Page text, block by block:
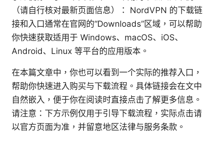
（请自行核对最新页面信息）： NordVPN 的下载链
接和入口通常在官网的“Downloads”区域，可以帮助
你快速获取适用于 Windows、macOS、iOS、
Android、Linux 等平台的应用版本。
在本篇文章中，你也可以看到一个实际的推荐入口，
帮助你快速进入购买与下载流程。具体链接会在文中
自然嵌入，便于你在阅读时直接点击了解更多信息。
请注意：下方示例仅用于引导下载流程，实际点击请
以官方页面为准，并留意地区法律与服务条款。